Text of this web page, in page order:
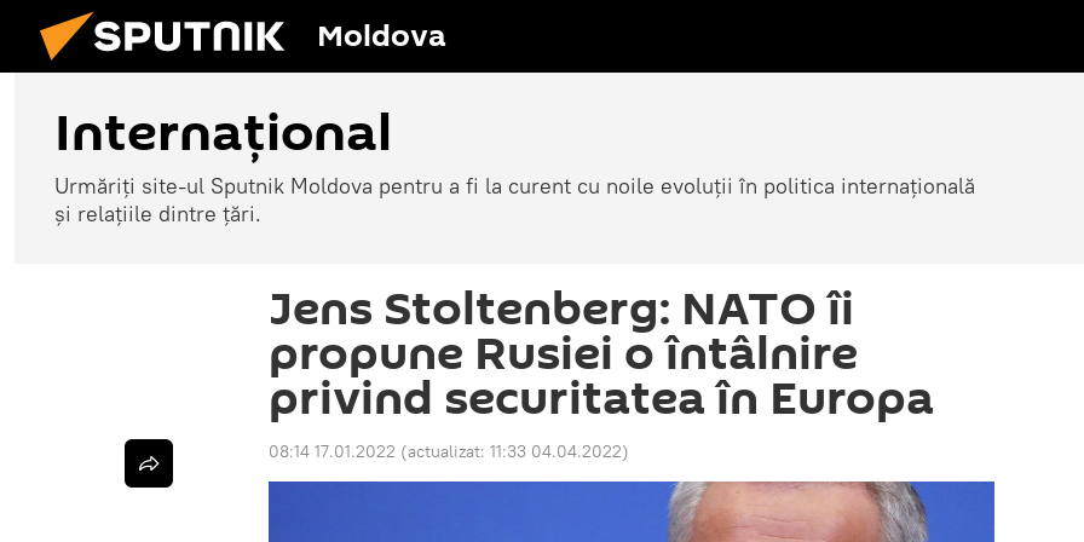
Moldova
Internațional
Urmăriți site-ul Sputnik Moldova pentru a fi la curent cu noile evoluții în politica internațională
și relațiile dintre țări.
Jens Stoltenberg: NATO îi
propune Rusiei o întâlnire
privind securitatea în Europa
08:14 17.01.2022 (actualizat: 11:33 04.04.2022)